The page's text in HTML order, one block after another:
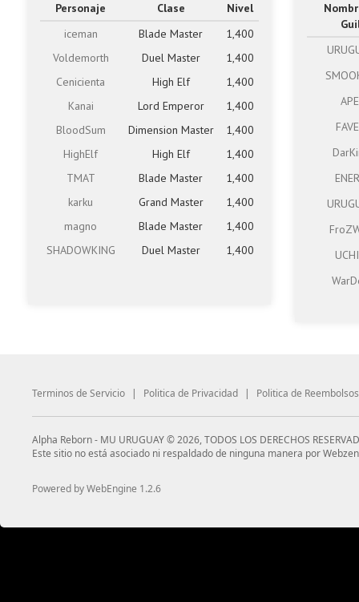
Personaje Clase
Nivel
iceman
Blade Master
1,400
Voldemorth
Duel Master
1,400
Cenicienta
High Elf
1,400
Kanai
Lord Emperor
1,400
BloodSum
Dimension Master
1,400
HighElf
High Elf
1,400
TMAT
Blade Master
1,400
karku
Grand Master
1,400
magno
Blade Master
1,400
SHADOWKING
Duel Master 1,400
Terminos de Servicio | Politica de Privacidad | Politica de Reembolsos
Alpha Reborn - MU URUGUAY © 2026, TODOS LOS DERECHOS
Este sitio no está asociado ni respaldado de ninguna manera por
Powered by WebEngine 1.2.6